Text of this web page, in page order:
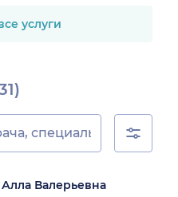
услуги
Валерьевна